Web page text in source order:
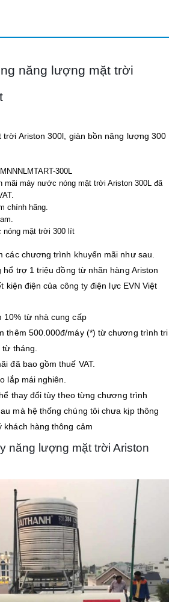
năng lượng mặt trời
trời Ariston 300l, giàn bồn năng lượng 300
300L
mãi máy nước nóng mặt trời Ariston 300L đã
chính hãng.
nóng mặt trời 300 lít
các chương trình khuyến mãi như sau.
hổ trợ 1 triệu đồng từ nhãn hàng Ariston
kiện điện của công ty điện lực EVN Việt
10% từ nhà cung cấp
thêm 500.000đ/máy (*) từ chương trình tri
tháng.
đã bao gồm thuế VAT.
lắp mái nghiên.
thay đổi tùy theo từng chương trình
mà hệ thống chúng tôi chưa kịp thông
khách hàng thông cảm
năng lượng mặt trời Ariston